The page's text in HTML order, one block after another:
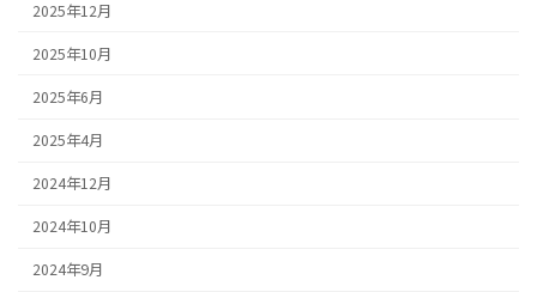
2025年12月
2025年10月
2025年6月
2025年4月
2024年12月
2024年10月
2024年9月